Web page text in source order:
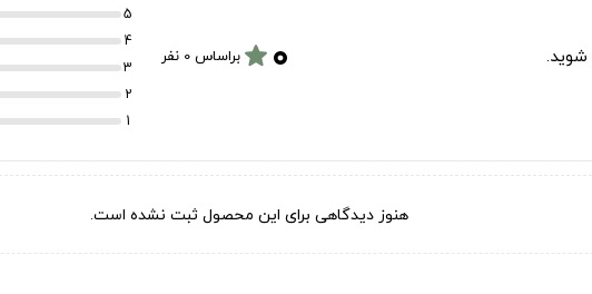
شوید. ۰ starبراساس 0 نفر
5
4
3
2
1
هنوز دیدگاهی برای این محصول ثبت نشده است.